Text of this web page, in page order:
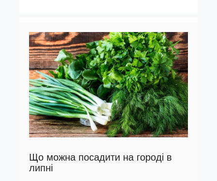
Що можна посадити на городі в
липні